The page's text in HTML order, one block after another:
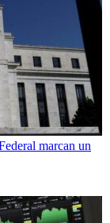
marcan un